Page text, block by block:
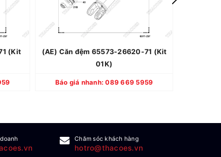
(Kit
(AE) Căn đệm 65573-26620-71 (Kit
01K)
Báo giá nhanh: 089 669 5959
Chăm sóc khách hàng
hotro@thacoes.vn